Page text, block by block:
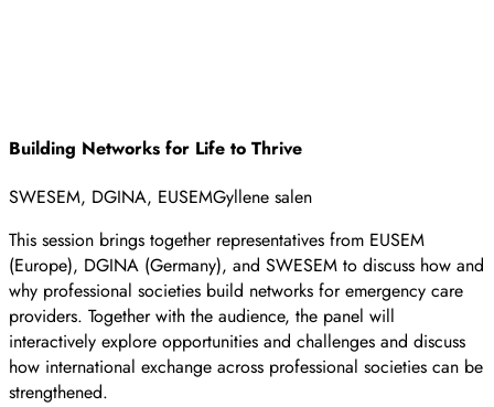
Building Networks for Life to Thrive
SWESEM, DGINA, EUSEMGyllene salen
This session brings together representatives from EUSEM
(Europe), DGINA (Germany), and SWESEM to discuss how and
why professional societies build networks for emergency care
providers. Together with the audience, the panel will
interactively explore opportunities and challenges and discuss
how international exchange across professional societies can be
strengthened.